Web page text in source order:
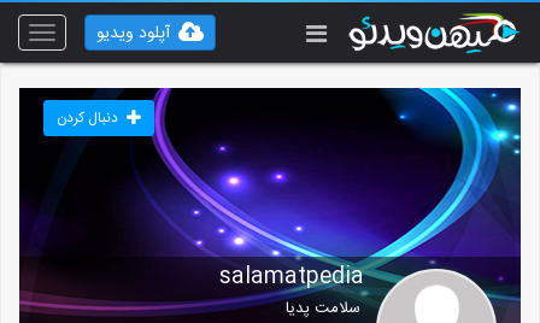
Toggle
آپلود ویدیو
salamatpedia
سلامت پدیا
دنبال کردن